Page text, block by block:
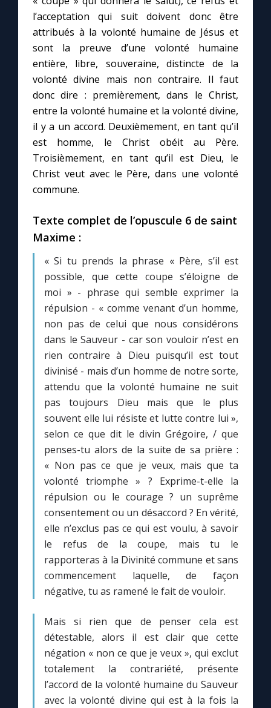
l’acceptation qui suit doivent donc être
attribués à la volonté humaine de Jésus et
sont la preuve d’une volonté humaine
entière, libre, souveraine, distincte de la
volonté divine mais non contraire. Il faut
donc dire : premièrement, dans le Christ,
entre la volonté humaine et la volonté divine,
il y a un accord. Deuxièmement, en tant qu’il
est homme, le Christ obéit au Père.
Troisièmement, en tant qu’il est Dieu, le
Christ veut avec le Père, dans une volonté
commune.
Texte complet de l’opuscule 6 de saint
Maxime :
« Si tu prends la phrase « Père, s’il est
possible, que cette coupe s’éloigne de
moi » - phrase qui semble exprimer la
répulsion - « comme venant d’un homme,
non pas de celui que nous considérons
dans le Sauveur - car son vouloir n’est en
rien contraire à Dieu puisqu’il est tout
divinisé - mais d’un homme de notre sorte,
attendu que la volonté humaine ne suit
pas toujours Dieu mais que le plus
souvent elle lui résiste et lutte contre lui »,
selon ce que dit le divin Grégoire, / que
penses-tu alors de la suite de sa prière :
« Non pas ce que je veux, mais que ta
volonté triomphe » ? Exprime-t-elle la
répulsion ou le courage ? un suprême
consentement ou un désaccord ? En vérité,
elle n’exclus pas ce qui est voulu, à savoir
le refus de la coupe, mais tu le
rapporteras à la Divinité commune et sans
commencement laquelle, de façon
négative, tu as ramené le fait de vouloir.
Mais si rien que de penser cela est
détestable, alors il est clair que cette
négation « non ce que je veux », qui exclut
totalement la contrariété, présente
l’accord de la volonté humaine du Sauveur
avec la volonté divine qui est à la fois la